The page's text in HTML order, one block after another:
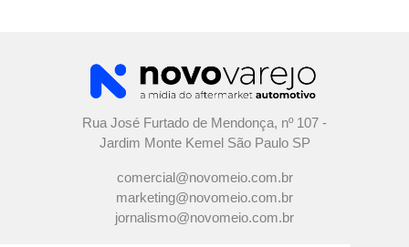
Rua José Furtado de Mendonça, nº 107 -
Jardim Monte Kemel São Paulo SP
comercial@novomeio.com.br
marketing@novomeio.com.br
jornalismo@novomeio.com.br